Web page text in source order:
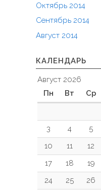
Октябрь 2014
Сентябрь 2014
Август 2014
КАЛЕНДАРЬ
Август 2026
Пн
Вт Ср
3
4 5
10
11 12
17
18 19
24
25 26